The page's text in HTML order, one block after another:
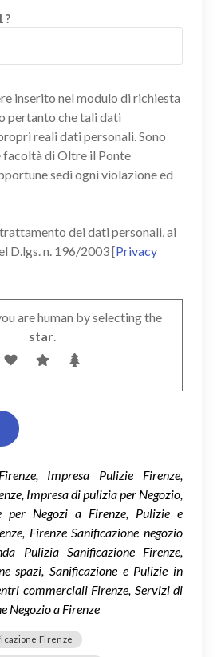
?
inserito nel modulo di richiesta
pertanto che tali dati
reali dati personali. Sono
facoltà di Oltre il Ponte
sedi ogni violazione ed
dei dati personali, ai
D.lgs. n. 196/2003 [Privacy
are human by selecting the
star.
Impresa Pulizie Firenze,
Impresa di pulizia per Negozio,
per Negozi a Firenze, Pulizie e
Firenze Sanificazione negozio
Pulizia Sanificazione Firenze,
spazi, Sanificazione e Pulizie in
commerciali Firenze, Servizi di
Negozio a Firenze
Firenze